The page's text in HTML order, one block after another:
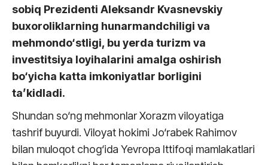
sobiq Prezidenti Aleksandr Kvasnevskiy
buxoroliklarning hunarmandchiligi va
mehmondo‘stligi, bu yerda turizm va
investitsiya loyihalarini amalga oshirish
bo‘yicha katta imkoniyatlar borligini
ta’kidladi.
Shundan so‘ng mehmonlar Xorazm viloyatiga
tashrif buyurdi. Viloyat hokimi Jo‘rabek Rahimov
bilan muloqot chog‘ida Yevropa Ittifoqi mamlakatlari